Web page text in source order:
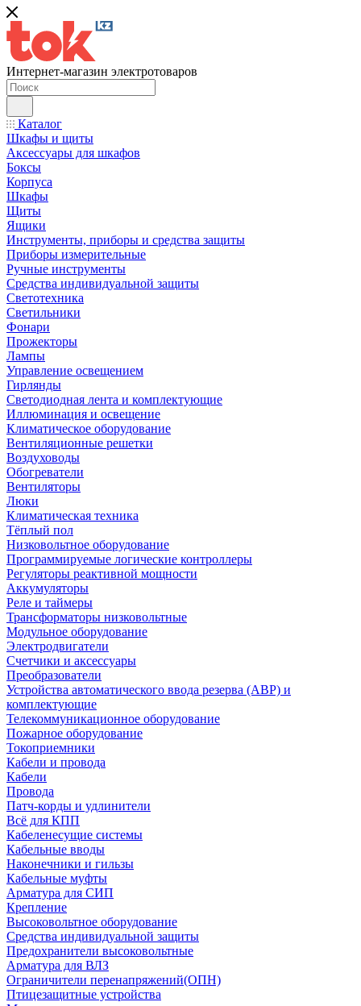
Интернет-магазин электротоваров
Каталог
Шкафы и щиты
Аксессуары для шкафов
Боксы
Корпуса
Шкафы
Щиты
Ящики
Инструменты, приборы и средства защиты
Приборы измерительные
Ручные инструменты
Средства индивидуальной защиты
Светотехника
Светильники
Фонари
Прожекторы
Лампы
Управление освещением
Гирлянды
Светодиодная лента и комплектующие
Иллюминация и освещение
Климатическое оборудование
Вентиляционные решетки
Воздуховоды
Обогреватели
Вентиляторы
Люки
Климатическая техника
Тёплый пол
Низковольтное оборудование
Программируемые логические контроллеры
Регуляторы реактивной мощности
Аккумуляторы
Реле и таймеры
Трансформаторы низковольтные
Модульное оборудование
Электродвигатели
Счетчики и аксессуары
Преобразователи
Устройства автоматического ввода резерва (АВР) и
комплектующие
Телекоммуникационное оборудование
Пожарное оборудование
Токоприемники
Кабели и провода
Кабели
Провода
Патч-корды и удлинители
Всё для КПП
Кабеленесущие системы
Кабельные вводы
Наконечники и гильзы
Кабельные муфты
Арматура для СИП
Крепление
Высоковольтное оборудование
Средства индивидуальной защиты
Предохранители высоковольтные
Арматура для ВЛЗ
Ограничители перенапряжений(ОПН)
Птицезащитные устройства